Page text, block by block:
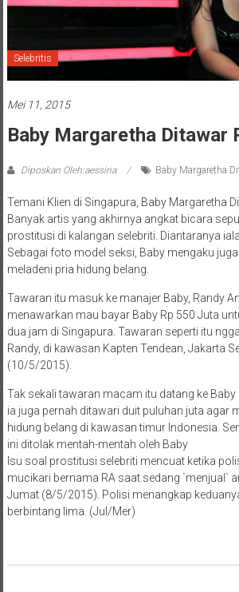
Selebritis
Mei 11, 2015
Baby Margaretha Ditawar
Diposkan Oleh:aessina Baby Margaretha
Temani Klien di Singapura, Baby Margaretha
Banyak artis yang akhirnya angkat bicara
prostitusi di kalangan selebriti. Diantaranya
Sebagai foto model seksi, Baby mengaku
meladeni pria hidung belang.
Tawaran itu masuk ke manajer Baby, Randy
menawarkan mau bayar Baby Rp 550 Juta
dua jam di Singapura. Tawaran seperti itu
Randy, di kawasan Kapten Tendean, Jakarta
(10/5/2015).
Tak sekali tawaran macam itu datang ke Baby
ia juga pernah ditawari duit puluhan juta agar
hidung belang di kawasan timur Indonesia.
ini ditolak mentah-mentah oleh Baby
Isu soal prostitusi selebriti mencuat ketika
mucikari bernama RA saat sedang `menjual`
Jumat (8/5/2015). Polisi menangkap
berbintang lima. (Jul/Mer)